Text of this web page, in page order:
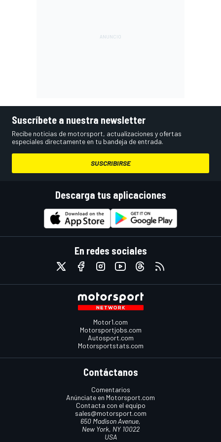
Suscríbete a nuestra newsletter
Recibe noticias de motorsport, actualizaciones y ofertas
especiales directamente en tu bandeja de entrada.
SUSCRIBIRSE
Descarga tus aplicaciones
En redes sociales
Motor1.com
Motorsportjobs.com
Autosport.com
Motorsportstats.com
Contáctanos
Comentarios
Anúnciate en Motorsport.com
Contacta con el equipo
sales@motorsport.com
650 Madison Avenue,
New York, NY 10022
USA